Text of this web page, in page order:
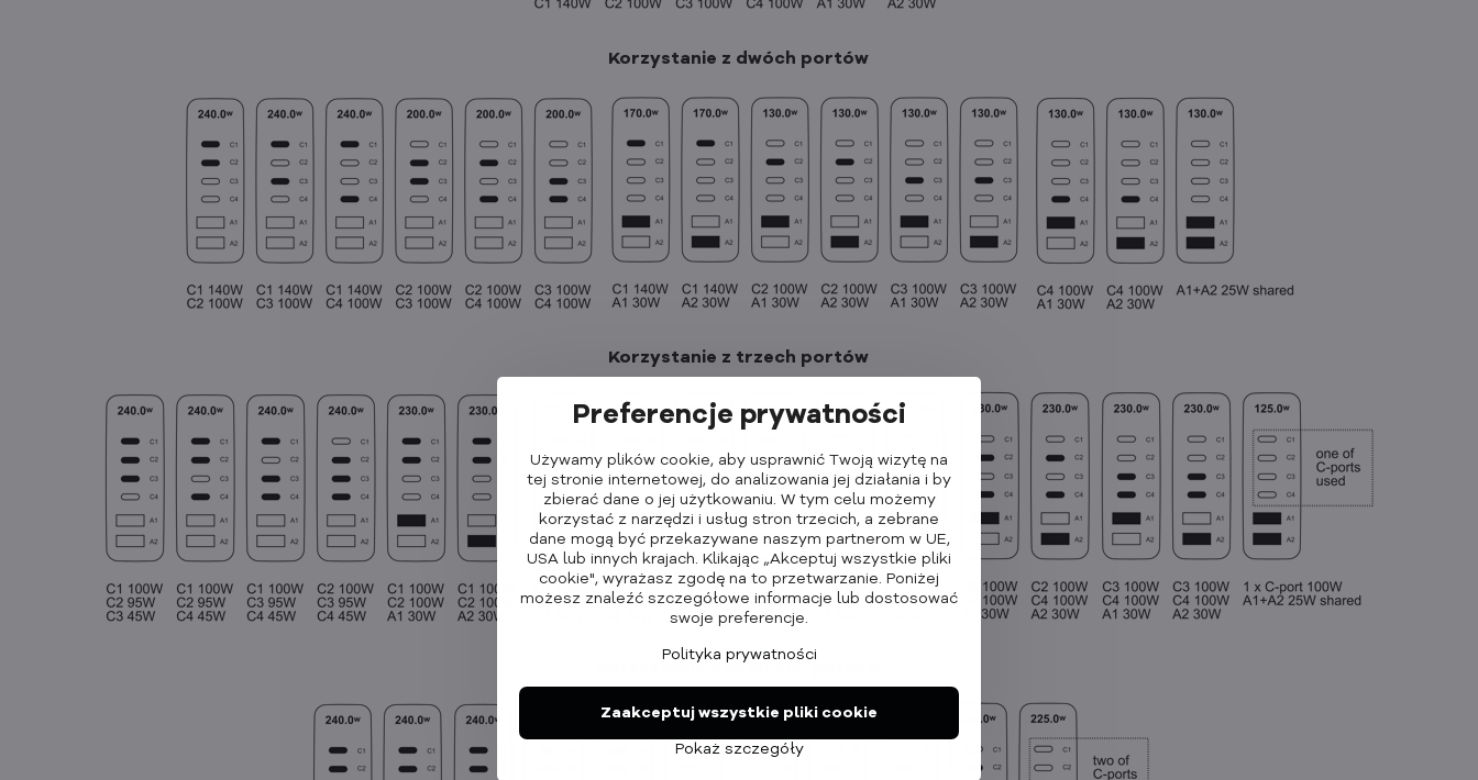
Korzystanie z dwóch portów
Korzystanie z trzech portów
Korzystanie z czterech portów
Preferencje prywatności
Używamy plików cookie, aby usprawnić Twoją wizytę na
tej stronie internetowej, do analizowania jej działania i by
zbierać dane o jej użytkowaniu. W tym celu możemy
korzystać z narzędzi i usług stron trzecich, a zebrane
dane mogą być przekazywane naszym partnerom w UE,
USA lub innych krajach. Klikając „Akceptuj wszystkie pliki
cookie", wyrażasz zgodę na to przetwarzanie. Poniżej
możesz znaleźć szczegółowe informacje lub dostosować
swoje preferencje.
Polityka prywatności
Pokaż szczegóły
Zaakceptuj wszystkie pliki cookie